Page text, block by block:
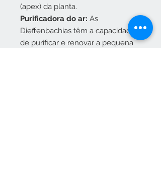
(apex) da planta.
Purificadora do ar: As
Dieffenbachias têm a capacidade
de purificar e renovar a pequena